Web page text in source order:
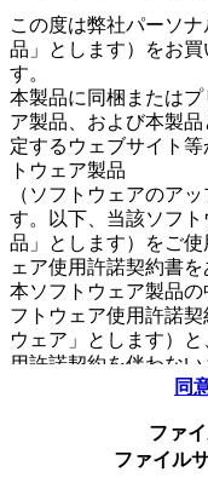
この度は弊社パーソ
品」とします）をお
す。
本製品に同梱または
ア製品、および本製
定するウェブサイト
トウェア製品
（ソフトウェアのア
す。以下、当該ソフ
品」とします）をご
ェア使用許諾契約書
本ソフトウェア製品
フトウェア使用許諾
ウェア」とします）
用許諾契約を伴わない
個別のソフトウェア
フトウェア、媒体、
書を含みます）に関
同
ファ
ファイル